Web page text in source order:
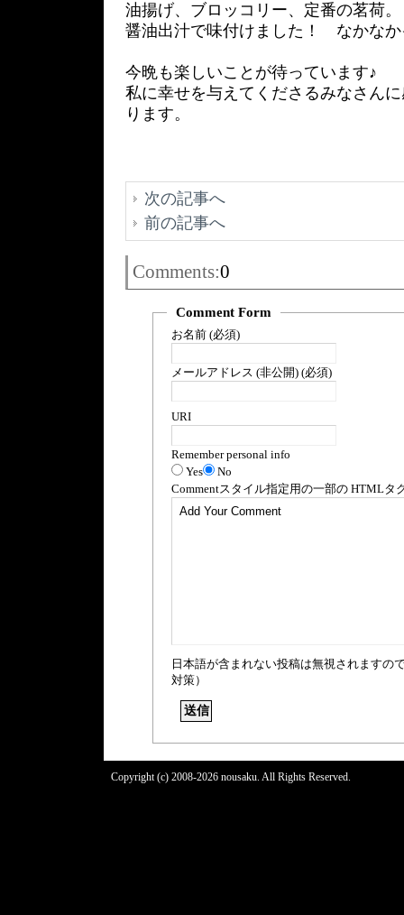
油揚げ、ブロッコリー、定番の茗荷。
醤油出汁で味付けました！ なかなか
今晩も楽しいことが待っています♪
私に幸せを与えてくださるみなさん
ります。
次の記事へ
前の記事へ
Comments:0
Comment Form
お名前 (必須)
メールアドレス (非公開) (必須)
URI
Remember personal info
Yes
No
Commentスタイル指定用の一部の HTMLタ
日本語が含まれない投稿は無視されますの
対策）
Copyright (c) 2008-2026 nousaku. All Rights Reserved.